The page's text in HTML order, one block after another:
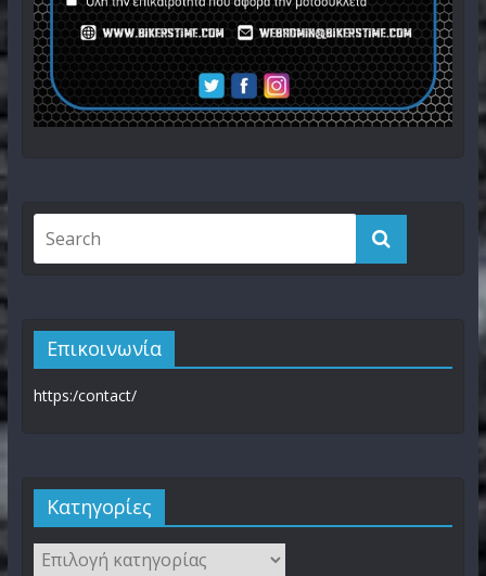
Επικοινωνία
https:/contact/
Kατηγορίες